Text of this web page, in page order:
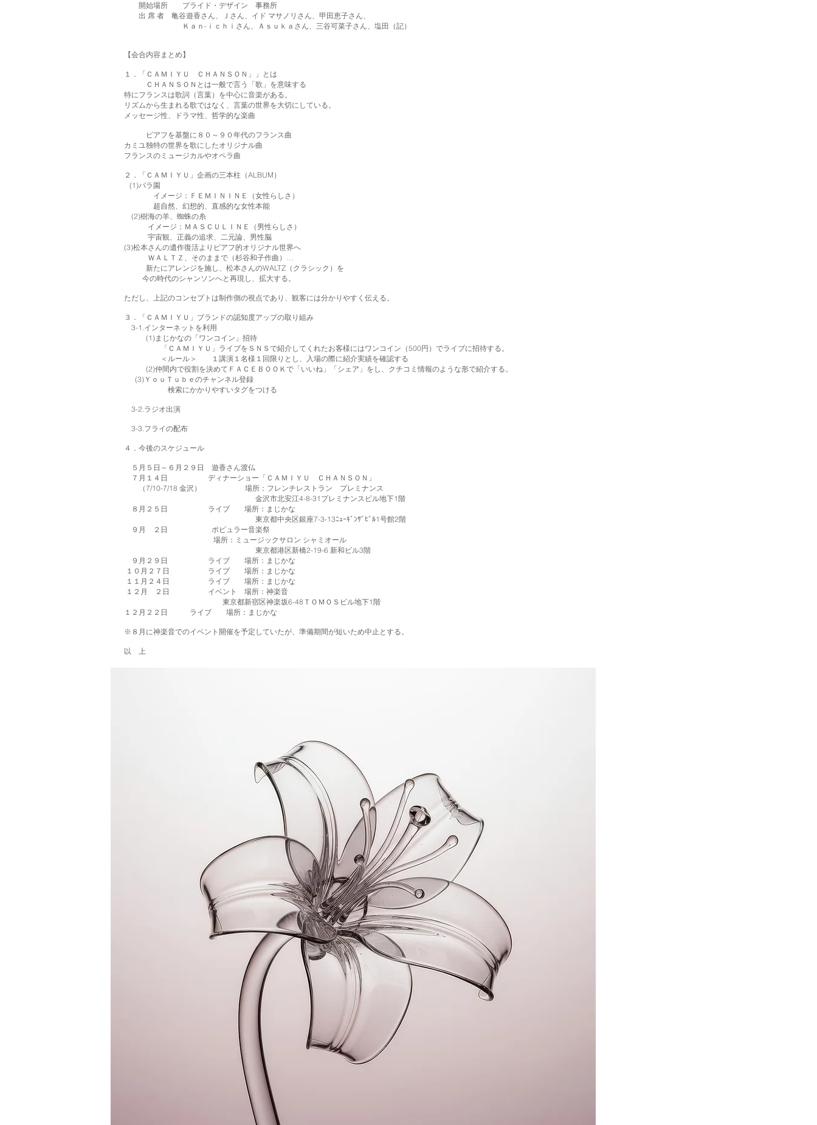
開始場所 プライド・デザイン 事務所
出 席 者 亀谷遊香さん、Ｊさん、イド マサノリさん、甲田恵子さん、
Ｋａｎ-ｉｃｈｉさん、Ａｓｕｋａさん、三谷可菜子さん、塩田（記）
【会合内容まとめ】
１．「ＣＡＭＩＹＵ ＣＨＡＮＳＯＮ」」とは
ＣＨＡＮＳＯＮとは一般で言う「歌」を意味する
特にフランスは歌詞（言葉）を中心に音楽がある。
リズムから生まれる歌ではなく、言葉の世界を大切にしている。
メッセージ性、ドラマ性、哲学的な楽曲
ピアフを基盤に８０～９０年代のフランス曲
カミユ独特の世界を歌にしたオリジナル曲
フランスのミュージカルやオペラ曲
２．「ＣＡＭＩＹＵ」企画の三本柱（ALBUM）
(1)バラ園
イメージ：ＦＥＭＩＮＩＮＥ（女性らしさ）
超自然、幻想的、直感的な女性本能
(2)樹海の羊、蜘蛛の糸
イメージ：ＭＡＳＣＵＬＩＮＥ（男性らしさ）
宇宙観、正義の追求、二元論、男性脳
(3)松本さんの遺作復活よりピアフ的オリジナル世界へ
ＷＡＬＴＺ、そのままで（杉谷和子作曲）…
新たにアレンジを施し、松本さんのWALTZ（クラシック）を
今の時代のシャンソンへと再現し、拡大する。
ただし、上記のコンセプトは制作側の視点であり、観客には分かりやすく伝える。
３．「ＣＡＭＩＹＵ」ブランドの認知度アップの取り組み
3-1.インターネットを利用
(1)まじかなの「ワンコイン」招待
「ＣＡＭＩＹＵ」ライブをＳＮＳで紹介してくれたお客様にはワンコイン（500円）でライブに招待する。
＜ルール＞ １講演１名様１回限りとし、入場の際に紹介実績を確認する
(2)仲間内で役割を決めてＦＡＣＥＢＯＯＫで「いいね」「シェア」をし、クチコミ情報のような形で紹介する。
(3)ＹｏｕＴｕｂｅのチャンネル登録
検索にかかりやすいタグをつける
3-2.ラジオ出演
3-3.フライの配布
４．今後のスケジュール
５月５日～６月２９日 遊香さん渡仏
７月１４日 ディナーショー「ＣＡＭＩＹＵ ＣＨＡＮＳＯＮ」
（7/10-7/18 金沢） 場所：フレンチレストラン プレミナンス
金沢市北安江4-8-31プレミナンスビル地下1階
８月２５日 ライブ 場所：まじかな
東京都中央区銀座7-3-13ﾆｭｰｷﾞﾝｻﾞﾋﾞﾙ1号館2階
９月 ２日 ポピュラー音楽祭
場所：ミュージックサロン シャミオール
東京都港区新橋2-19-6 新和ビル3階
９月２９日 ライブ 場所：まじかな
１０月２７日 ライブ 場所：まじかな
１１月２４日 ライブ 場所：まじかな
１２月 ２日 イベント 場所：神楽音
東京都新宿区神楽坂6-48ＴＯＭＯＳビル地下1階
１２月２２日 ライブ 場所：まじかな
※８月に神楽音でのイベント開催を予定していたが、準備期間が短いため中止とする。
以 上